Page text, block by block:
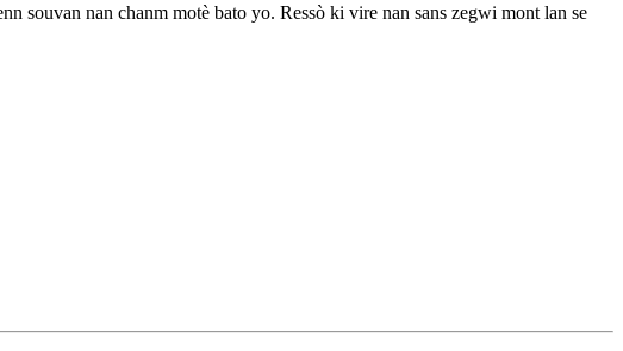
nan chanm motè bato yo. Ressò ki vire nan sans zegwi mont lan se